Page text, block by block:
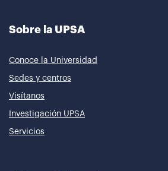
Sobre la UPSA
Conoce la Universidad
Sedes y centros
Visítanos
Investigación UPSA
Servicios